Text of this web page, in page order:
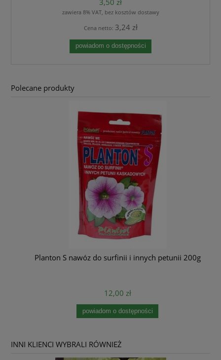
zawiera 8% VAT, bez kosztów dostawy
Cena netto: 3,24 zł
powiadom o dostępności
Polecane produkty
Planton S nawóz do surfinii i innych petunii 200g
12,00 zł
powiadom o dostępności
INNI KLIENCI WYBRALI RÓWNIEŻ